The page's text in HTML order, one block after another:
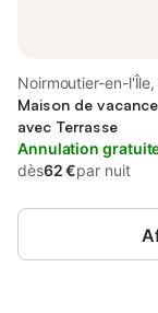
Noirmoutier-en-
Maison de
avec Terrasse
Annulation
dès62 €par nuit